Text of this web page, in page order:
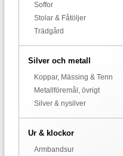
Soffor
Stolar & Fåtöljer
Trädgård
Silver och metall
Koppar, Mässing & Tenn
Metallföremål, övrigt
Silver & nysilver
Ur & klockor
Armbandsur